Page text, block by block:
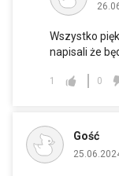
Wszystko
napisali że
1 0
Gość